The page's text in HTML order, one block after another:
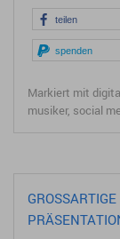
teilen
spenden
Markiert mit
musiker, social
GROSSARTIGE P
RÄSENTATION